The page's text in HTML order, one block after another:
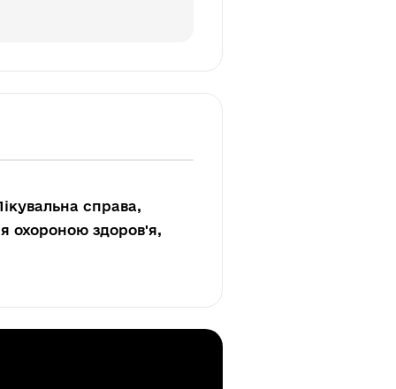
справа,
охороною здоров'я,